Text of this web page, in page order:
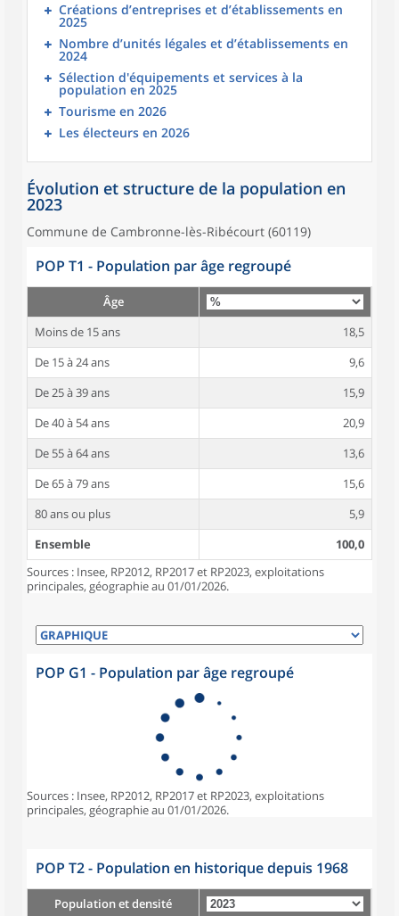
Créations d’entreprises et d’établissements en
2025
Nombre d’unités légales et d’établissements en
2024
Sélection d'équipements et services à la
population en 2025
Tourisme en 2026
Les électeurs en 2026
Évolution et structure de la population en
2023
Commune de Cambronne-lès-Ribécourt (60119)
POP T1 - Population par âge regroupé
Âge
Moins de 15 ans
18,5
De 15 à 24 ans
9,6
De 25 à 39 ans
15,9
De 40 à 54 ans
20,9
De 55 à 64 ans
13,6
De 65 à 79 ans
15,6
80 ans ou plus
5,9
Ensemble
100,0
Sources : Insee, RP2012, RP2017 et RP2023, exploitations
principales, géographie au 01/01/2026.
POP G1 - Population par âge regroupé
Sources : Insee, RP2012, RP2017 et RP2023, exploitations
principales, géographie au 01/01/2026.
POP T2 - Population en historique depuis 1968
Population et densité